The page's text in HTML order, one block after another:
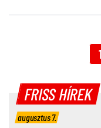
1
FRISS HÍREK
augusztus 7.